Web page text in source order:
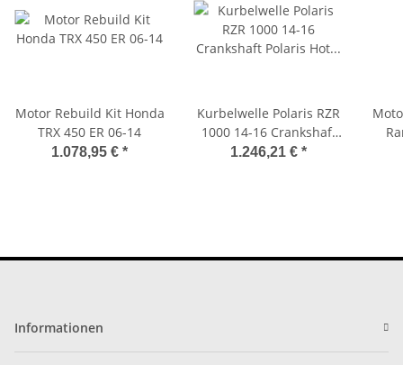
Motor Rebuild Kit Honda
TRX 450 ER 06-14
1.078,95 € *
Kurbelwelle Polaris RZR
1000 14-16 Crankshaft
Polaris Hot Rods
1.246,21 € *
Informationen